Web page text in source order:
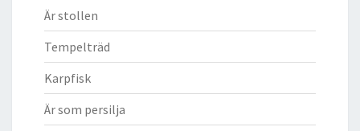
Är stollen
Tempelträd
Karpfisk
Är som persilja